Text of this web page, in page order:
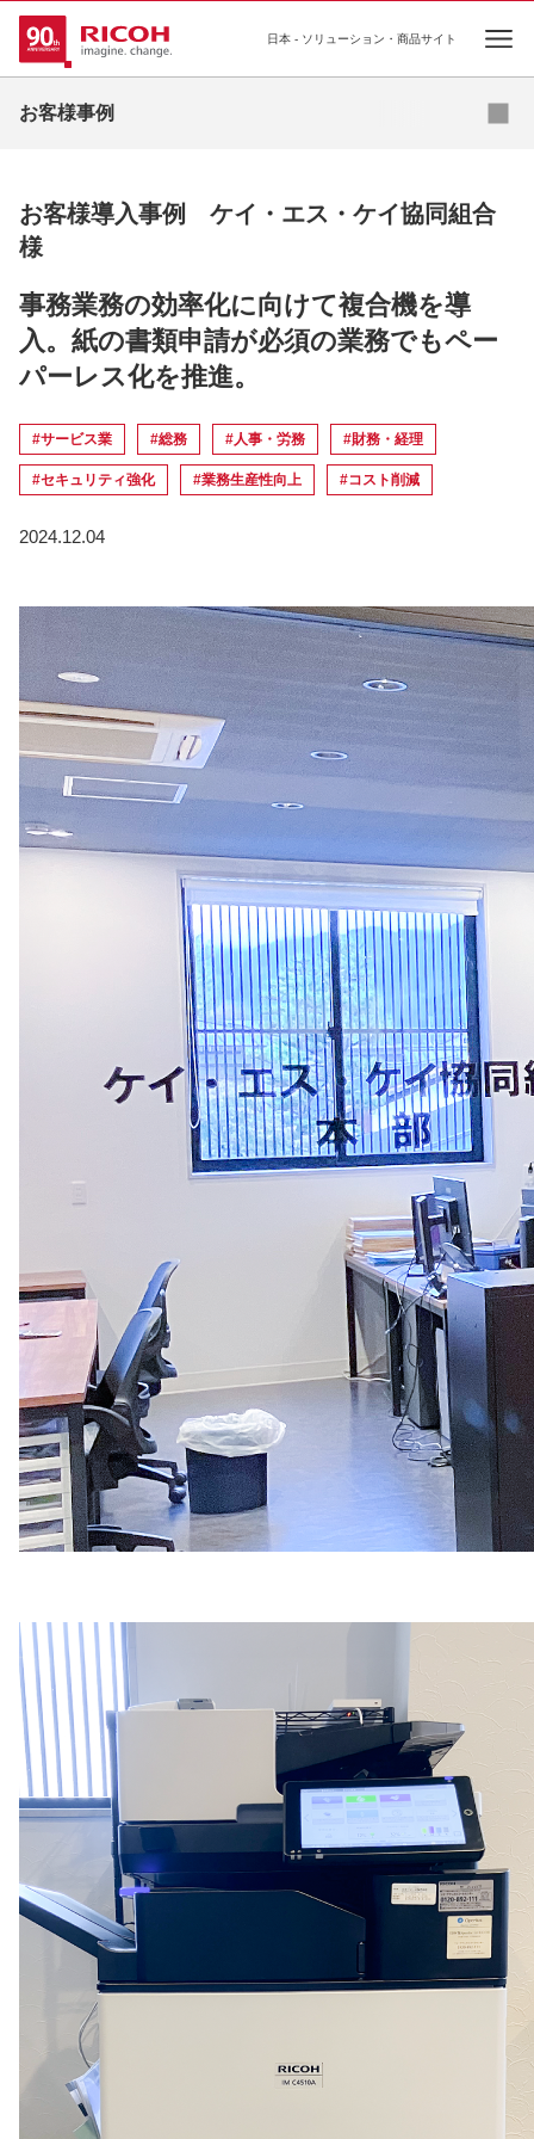
日本 - ソリューション・商品サイト
お客様事例
お客様導入事例 ケイ・エス・ケイ協同組合
様
事務業務の効率化に向けて複合機を導
入。紙の書類申請が必須の業務でもペー
パーレス化を推進。
#サービス業 #総務 #人事・労務 #財務・経理
#セキュリティ強化 #業務生産性向上 #コスト削減
2024.12.04